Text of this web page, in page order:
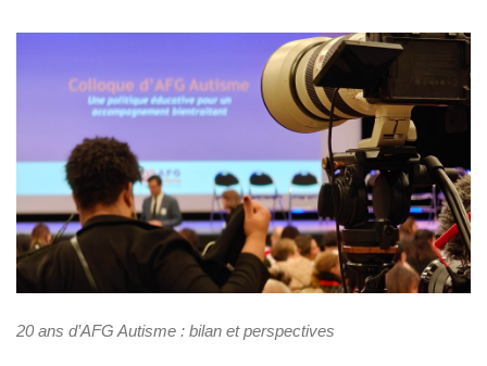
20 ans d’AFG Autisme : bilan et perspectives